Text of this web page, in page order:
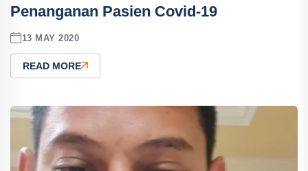
Penanganan Pasien Covid-19
13 MAY 2020
READ MORE